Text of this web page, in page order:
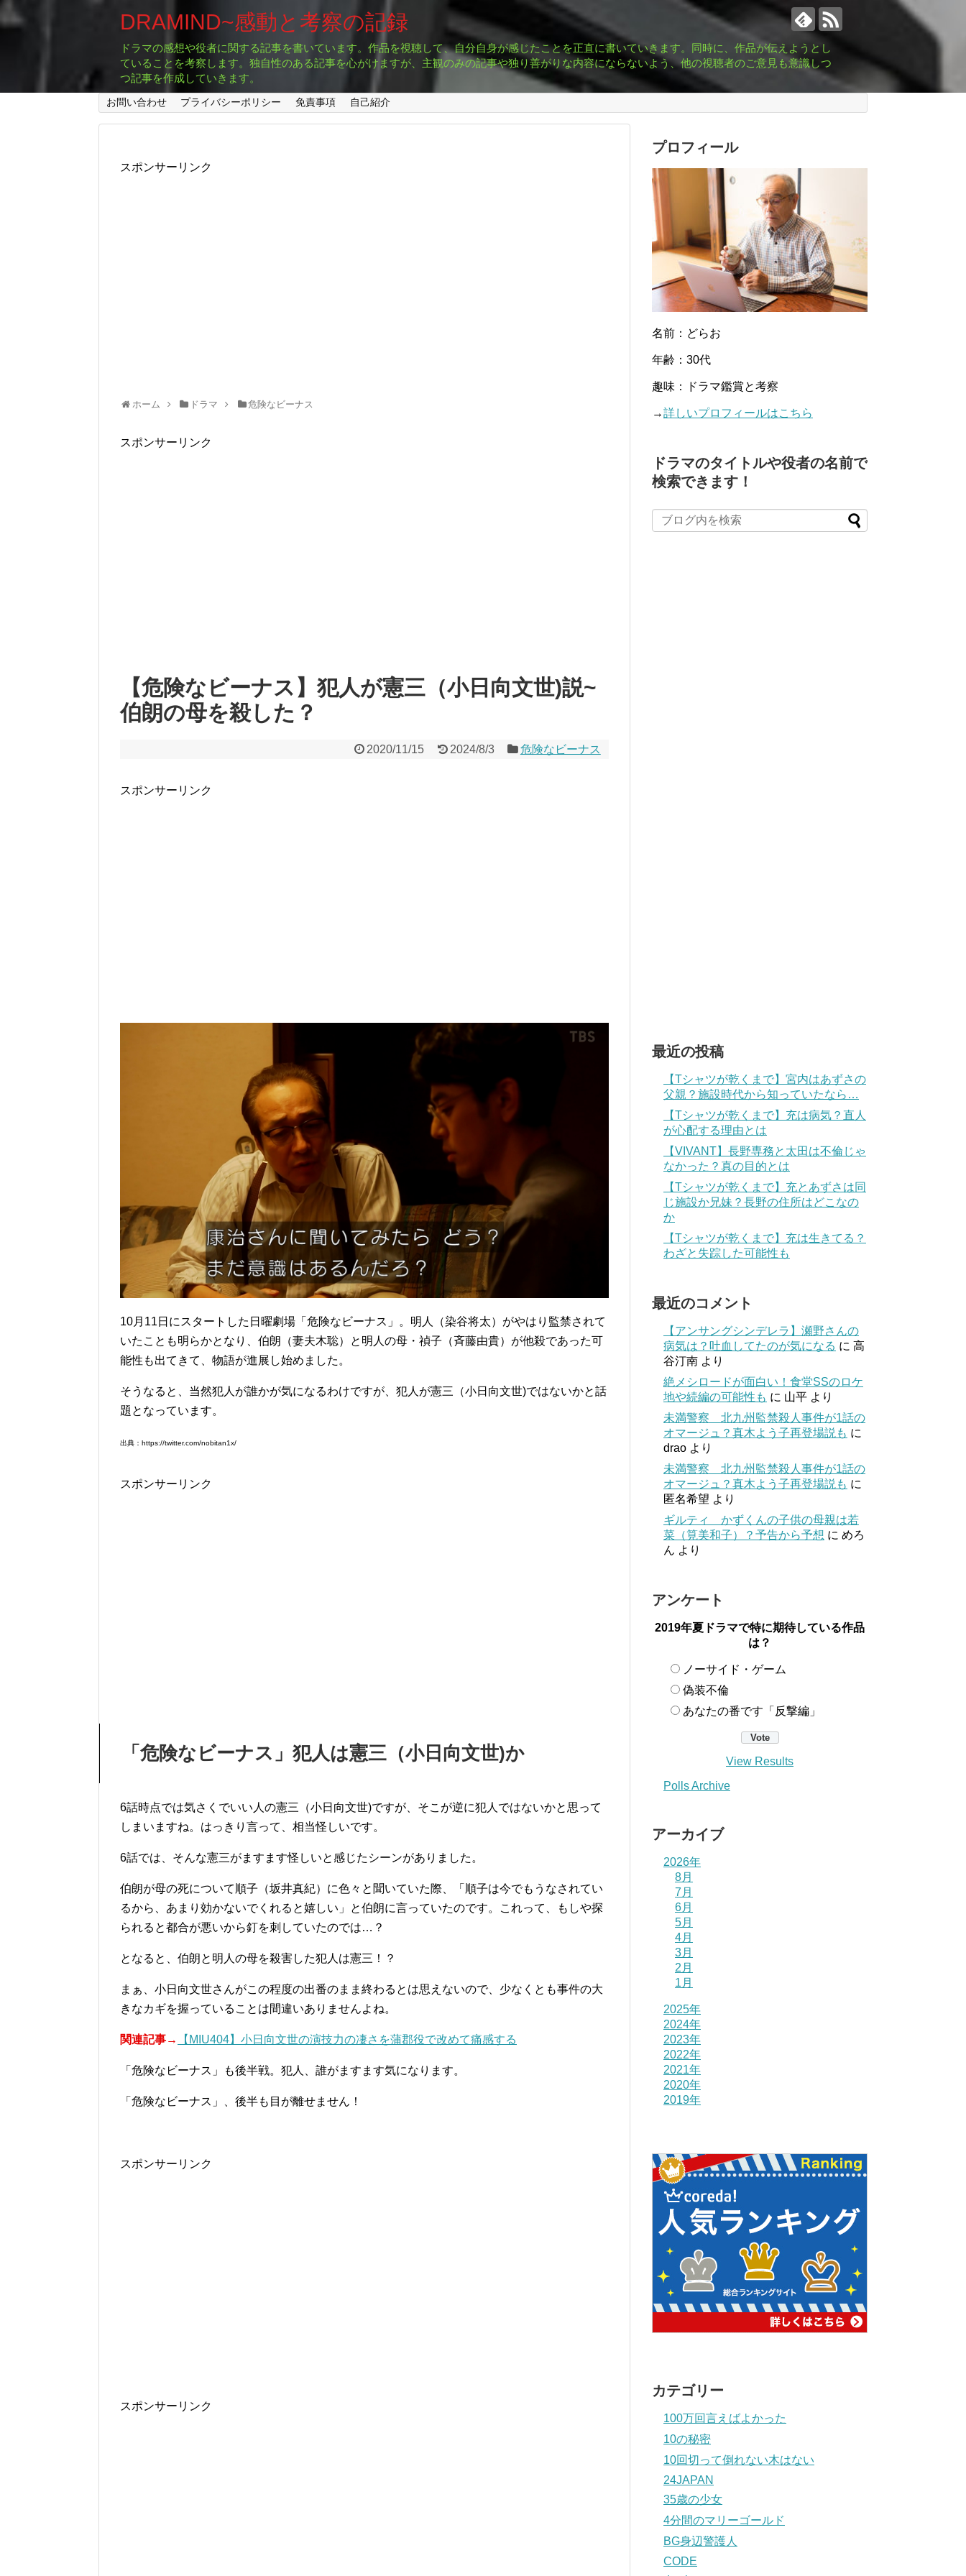
DRAMIND~感動と考察の記録
ドラマの感想や役者に関する記事を書いています。作品を視聴して、自分自身が感じたことを正直に書いていきます。同時に、作品が伝えようとし
ていることを考察します。独自性のある記事を心がけますが、主観のみの記事や独り善がりな内容にならないよう、他の視聴者のご意見も意識しつ
つ記事を作成していきます。
お問い合わせ プライバシーポリシー 免責事項 自己紹介
スポンサーリンク
ホーム ドラマ 危険なビーナス
スポンサーリンク
【危険なビーナス】犯人が憲三（小日向文世)説~
伯朗の母を殺した？
2020/11/15 2024/8/3 危険なビーナス
スポンサーリンク
10月11日にスタートした日曜劇場「危険なビーナス」。明人（染谷将太）がやはり監禁されて
いたことも明らかとなり、伯朗（妻夫木聡）と明人の母・禎子（斉藤由貴）が他殺であった可
能性も出てきて、物語が進展し始めました。
そうなると、当然犯人が誰かが気になるわけですが、犯人が憲三（小日向文世)ではないかと話
題となっています。
出典：https://twitter.com/nobitan1x/
スポンサーリンク
「危険なビーナス」犯人は憲三（小日向文世)か
6話時点では気さくでいい人の憲三（小日向文世)ですが、そこが逆に犯人ではないかと思って
しまいますね。はっきり言って、相当怪しいです。
6話では、そんな憲三がますます怪しいと感じたシーンがありました。
伯朗が母の死について順子（坂井真紀）に色々と聞いていた際、「順子は今でもうなされてい
るから、あまり効かないでくれると嬉しい」と伯朗に言っていたのです。これって、もしや探
られると都合が悪いから釘を刺していたのでは…？
となると、伯朗と明人の母を殺害した犯人は憲三！？
まぁ、小日向文世さんがこの程度の出番のまま終わるとは思えないので、少なくとも事件の大
きなカギを握っていることは間違いありませんよね。
関連記事→ 【MIU404】小日向文世の演技力の凄さを蒲郡役で改めて痛感する
「危険なビーナス」も後半戦。犯人、誰がますます気になります。
「危険なビーナス」、後半も目が離せません！
スポンサーリンク
スポンサーリンク
プロフィール
名前：どらお
年齢：30代
趣味：ドラマ鑑賞と考察
→詳しいプロフィールはこちら
ドラマのタイトルや役者の名前で
検索できます！
最近の投稿
【Tシャツが乾くまで】宮内はあずさの
父親？施設時代から知っていたなら…
【Tシャツが乾くまで】充は病気？直人
が心配する理由とは
【VIVANT】長野専務と太田は不倫じゃ
なかった？真の目的とは
【Tシャツが乾くまで】充とあずさは同
じ施設か兄妹？長野の住所はどこなの
か
【Tシャツが乾くまで】充は生きてる？
わざと失踪した可能性も
最近のコメント
【アンサングシンデレラ】瀬野さんの
病気は？吐血してたのが気になる に 高
谷汀南 より
絶メシロードが面白い！食堂SSのロケ
地や続編の可能性も に 山平 より
未満警察 北九州監禁殺人事件が1話の
オマージュ？真木よう子再登場説も に
drao より
未満警察 北九州監禁殺人事件が1話の
オマージュ？真木よう子再登場説も に
匿名希望 より
ギルティ かずくんの子供の母親は若
菜（筧美和子）？予告から予想 に めろ
ん より
アンケート
2019年夏ドラマで特に期待している作品
は？
ノーサイド・ゲーム
偽装不倫
あなたの番です「反撃編」
View Results
Polls Archive
アーカイブ
2026年
8月
7月
6月
5月
4月
3月
2月
1月
2025年
2024年
2023年
2022年
2021年
2020年
2019年
カテゴリー
100万回言えばよかった
10の秘密
10回切って倒れない木はない
24JAPAN
35歳の少女
4分間のマリーゴールド
BG身辺警護人
CODE